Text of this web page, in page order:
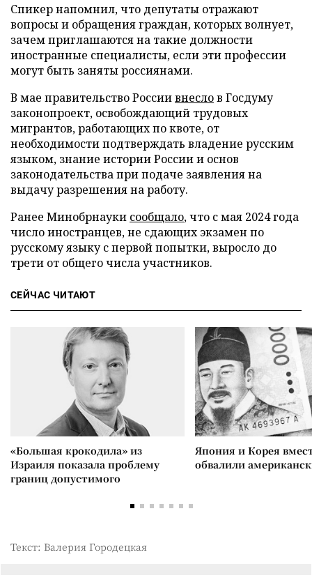
Спикер напомнил, что депутаты отражают
вопросы и обращения граждан, которых волнует,
зачем приглашаются на такие должности
иностранные специалисты, если эти профессии
могут быть заняты россиянами.
В мае правительство Россиивнеслов Госдуму
законопроект, освобождающий трудовых
мигрантов, работающих по квоте, от
необходимости подтверждать владение русским
языком, знание истории России и основ
законодательства при подаче заявления на
выдачу разрешения на работу.
Ранее Минобрнауки сообщало, что с мая 2024 года
число иностранцев, не сдающих экзамен по
русскому языку с первой попытки, выросло до
трети от общего числа участников.
СЕЙЧАС ЧИТАЮТ
«Большая крокодила» из
Израиля показала проблему
границ допустимого
Япония и Корея
обвалили
Текст: Валерия Городецкая